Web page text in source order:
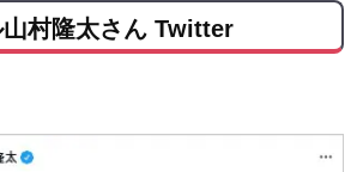
山村隆太さん Twitter